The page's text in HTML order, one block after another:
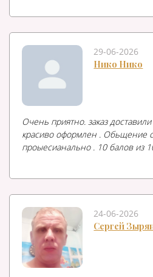
29-06-2026
Нико Нико
Очень приятно. заказ
красиво оформлен . Обьщение
проыесианально . 10 балов из
24-06-2026
Сергей